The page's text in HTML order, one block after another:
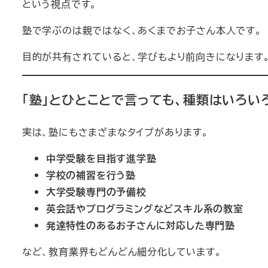
という視点です。
塾で学ぶのは親ではなく、あくまでお子さん本人です。
目的が共有されていると、学びもより前向きになります
「塾」とひとことで言っても、種類はいろい
実は、塾にもさまざまなタイプがあります。
中学受験を目指す進学塾
学校の補習を行う塾
大学受験専門の予備校
英会話やプログラミングなどスキル系の教室
発達特性のあるお子さんに対応した専門塾
など、教育業界もどんどん細分化しています。